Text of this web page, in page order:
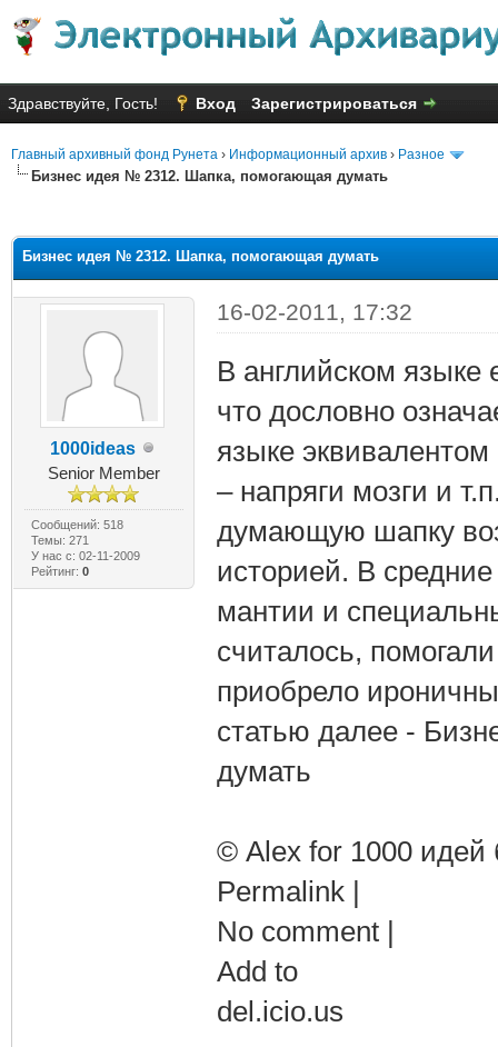
Здравствуйте, Гость! Вход Зарегистрироваться
Главный архивный фонд Рунета › Информационный архив › Разное
Бизнес идея № 2312. Шапка, помогающая думать
Бизнес идея № 2312. Шапка, помогающая думать
1000ideas
Senior Member
Сообщений: 518
Темы: 271
У нас с: 02-11-2009
Рейтинг: 0
16-02-2011, 17:32
В английском
что дословно
языке
– напряги мозги и
думающую шапку
историей. В
мантии и
считалось,
приобрело
статью далее -
думать
© Alex for 1000 идей
Permalink |
No comment |
Add to
del.icio.us